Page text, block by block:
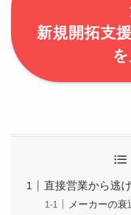
新規開拓支
直接営業から逃
メーカーの